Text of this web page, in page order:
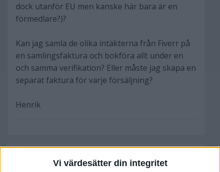
Vi värdesätter din integritet
dock utanför EU men kanske här bara är en
förmedlare?)?
Kan jag samla de olika intäkterna från Fiverr på
en samlingsfaktura och bokföra allt under en
och samma verifikation? Eller måste jag skapa en
separat faktura för varje försäljning?
Henrik
Mattias